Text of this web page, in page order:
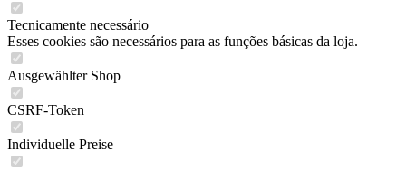
Tecnicamente necessário
Esses cookies são necessários para as funções básicas da loja.
Ausgewählter Shop
CSRF-Token
Individuelle Preise